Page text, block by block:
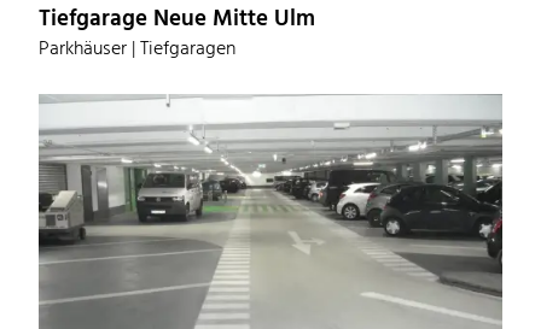
Tiefgarage Neue Mitte Ulm
Parkhäuser | Tiefgaragen